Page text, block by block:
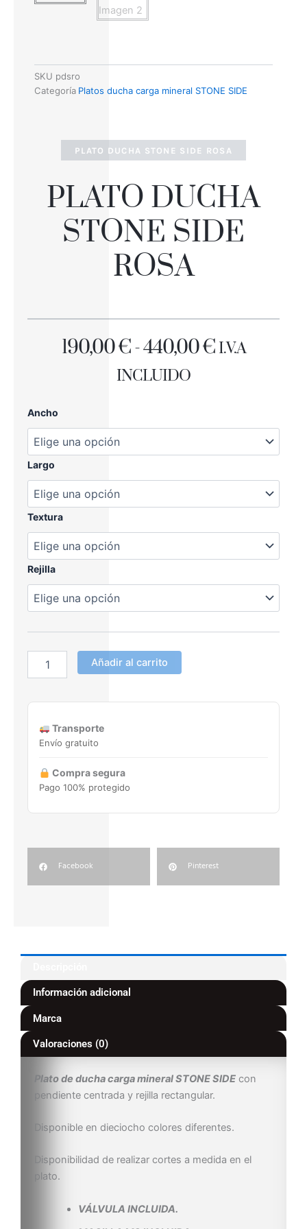
SKU pdsro
Categoría Platos ducha carga mineral STONE SIDE
PLATO DUCHA STONE SIDE ROSA
PLATO DUCHA
STONE SIDE
ROSA
190,00€-440,00€RANGO
DESDE
190,00 €
HASTA
440,00 €
I.V.A
INCLUIDO
Ancho
Largo
Textura
Rejilla
PLATO
STONE
SIDE
ROSA
cantidad
Añadir al carrito
Transporte
Envío gratuito
Compra segura
Pago 100% protegido
Facebook Pinterest
Información adicional
Marca
Valoraciones (0)
Plato de ducha carga mineral STONE SIDE con
pendiente centrada y rejilla rectangular.
Disponible en dieciocho colores diferentes.
Disponibilidad de realizar cortes a medida en el
plato.
VÁLVULA INCLUIDA.